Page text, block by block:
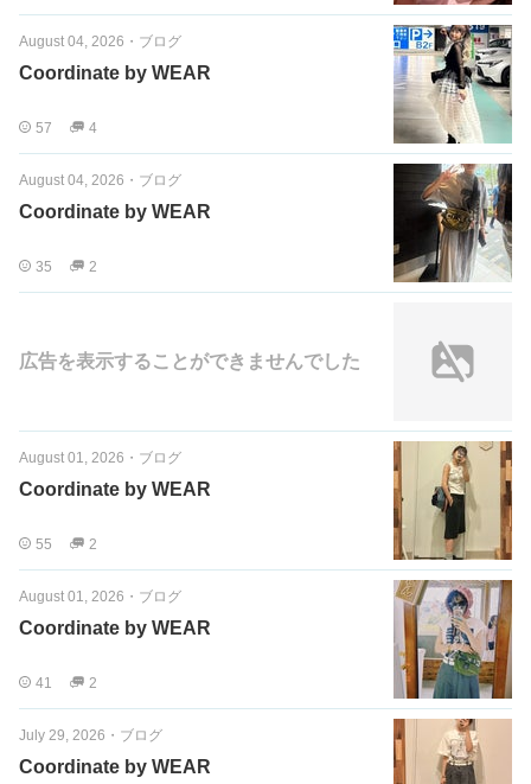
August 04, 2026 ・ ブログ
Coordinate by WEAR
57 4
August 04, 2026 ・ ブログ
Coordinate by WEAR
35 2
広告を表示することができませんでした
August 01, 2026 ・ ブログ
Coordinate by WEAR
55 2
August 01, 2026 ・ ブログ
Coordinate by WEAR
41 2
July 29, 2026 ・ ブログ
Coordinate by WEAR